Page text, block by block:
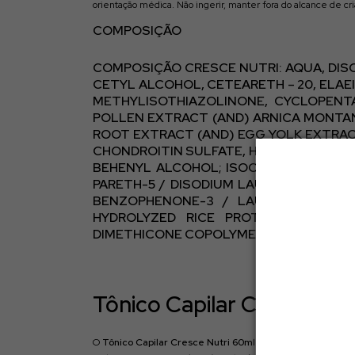
orientação médica. Não ingerir, manter fora do alcance de
COMPOSIÇÃO
COMPOSIÇÃO CRESCE NUTRI: AQUA,
CETYL ALCOHOL, CETEARETH – 20,
METHYLISOTHIAZOLINONE,
POLLEN EXTRACT (AND) ARNICA
ROOT EXTRACT (AND) EGG YOLK
CHONDROITIN SULFATE, HYDROLYZED
BEHENYL ALCOHOL; ISOCETYL
PARETH-5 / DISODIUM
BENZOPHENONE-3 / LAUROYL
HYDROLYZED RICE PROTEIN (AND)
DIMETHICONE COPOLYMER, PARFUM,
Tônico Capilar Cresce
O Tônico Capilar Cresce Nutri 60ml da MyPhios